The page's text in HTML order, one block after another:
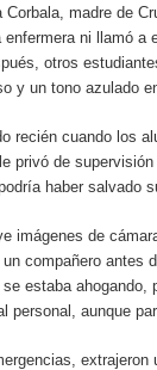
Corbala, madre de
ni llamó
otros
y un tono azulado
recién cuando los
privó de
haber salvado
imágenes de
compañero antes
estaba
personal, aunque